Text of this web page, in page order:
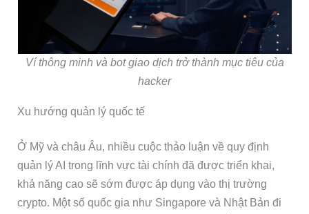
Ví thông minh và bot giao dịch trở thành mục tiêu của
hacker
Xu hướng quản lý quốc tế
Ở Mỹ và châu Âu, nhiều cuộc thảo luận về quy định
quản lý AI trong lĩnh vực tài chính đã được triển khai,
khả năng cao sẽ sớm được áp dụng vào thị trường
crypto. Một số quốc gia như Singapore và Nhật Bản đi